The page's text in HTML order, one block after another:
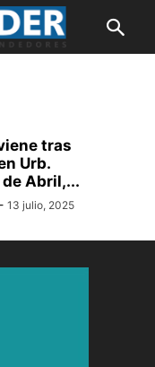
tras
Urb.
Abril,...
- 13 julio, 2025